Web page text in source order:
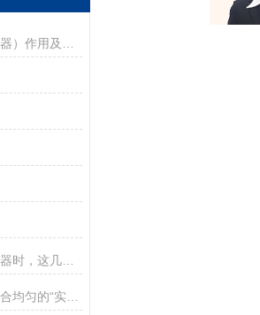
在选购数显恒速电动搅拌器时，这几点可千万别忽略了